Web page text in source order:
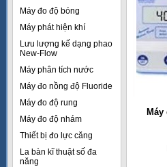
Máy đo độ bóng
Máy phát hiện khí
Lưu lượng kế dạng phao
New-Flow
Máy phân tích nước
Máy đo nồng độ Fluoride
Máy đo độ rung
Máy đo độ nhám
Thiết bị đo lực căng
La bàn kĩ thuật số đa
năng
Máy